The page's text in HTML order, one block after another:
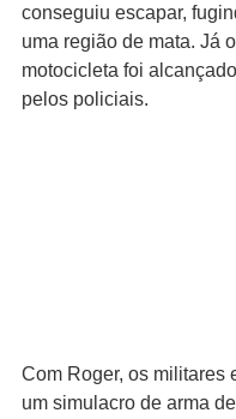
conseguiu escapar,
uma região de mata. Já
motocicleta foi
pelos policiais.
Com Roger, os militares
um simulacro de arma